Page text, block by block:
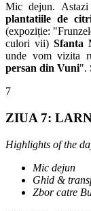
Mic dejun.
plantatiile de
(expoziție:
culori vii)Sfanta
unde vom vizita
persan din Vuni".
7
ZIUA 7:
Highlights of the
Mic dejun
Ghid &
Zbor catre